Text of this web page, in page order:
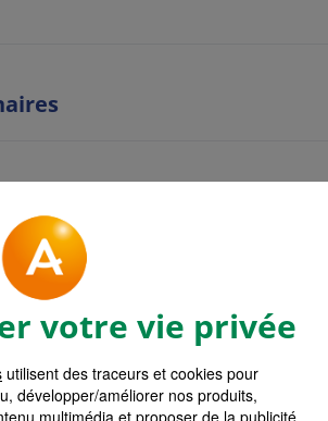
votre vie privée
utilisent des traceurs et cookies pour
développer/améliorer nos produits,
multimédia et proposer de la publicité